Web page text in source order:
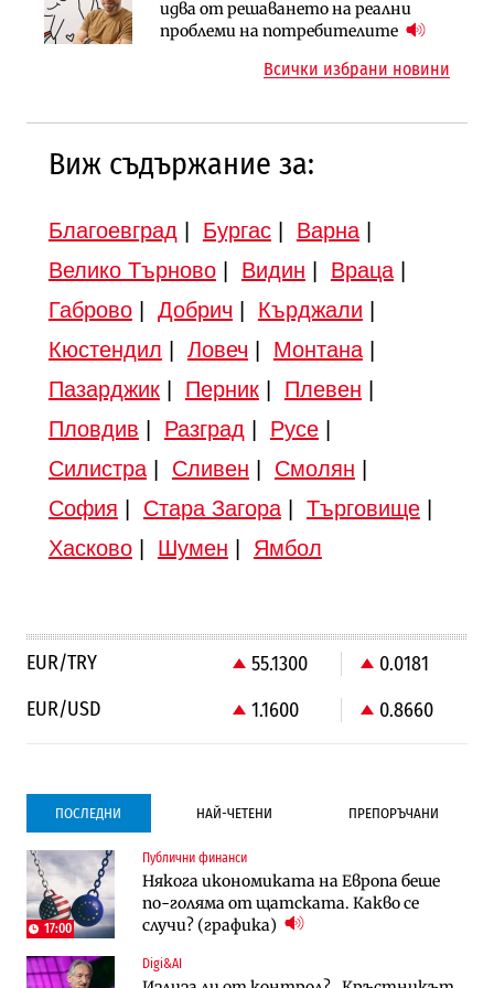
идва от решаването на реални
проблеми на потребителите
АПИ възложи промяната на
парцеларния план за
Вторият мост над Варненското
езеро става част от бъдещата
Всички избрани новини
Виж съдържание за:
Благоевград Бургас| Варна|
Велико Търново| Видин Враца|
Габрово| Добрич Кърджали
Кюстендил
Ловеч Монтана|
Пазарджик| Перник| Плевен
Пловдив
Разград Русе|
Силистра| Сливен Смолян
София
Стара Загора| Търговище|
Хасково| Шумен Ямбол
EUR/TRY 55.1300
0.0181
EUR/USD
1.1600 0.8660
ПОСЛЕДНИ НАЙ-ЧЕТЕНИ ПРЕПОРЪЧАНИ
17:00
Публични финанси
Някога икономиката на Европа беше
по-голяма от щатската. Какво се
случи? (графика)
Digi&AI
Градоустройство
Столична община избра изпълнител за
преместването на трамвайното
трасе по бул. „Скобелев“
Компании
Компании
Vivacom предлага над 150 устройства с
90% отстъпка през август
Градоустройство